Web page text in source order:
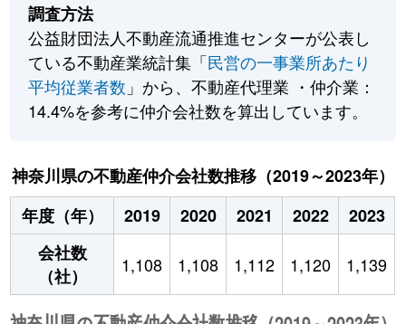
調査方法
公益財団法人不動産流通推進センターが公表し
ている不動産業統計集「民営の一事業所あたり
平均従業者数 」から、不動産代理業 ・仲介業：
14.4%を参考に仲介会社数を算出しています。
神奈川県の不動産仲介会社数推移（2019～2023年）
年度（年）
2019 2020 2021 2022
2023
会社数
（社）
1,108 1,108 1,112 1,120 1,139